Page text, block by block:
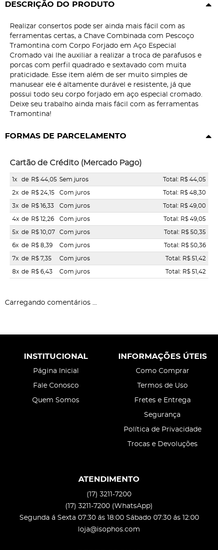
DESCRIÇÃO DO PRODUTO
Realizar consertos pode ser ainda mais fácil com as
ferramentas certas, a Chave Combinada com Pescoço
Tramontina com Corpo Forjado em Aço Especial
Cromado vai lhe auxiliar a realizar a troca de parafusos e
porcas com perfil quadrado e sextavado com muita
praticidade. Esse item além de ser muito simples de
manusear ele é altamente durável e resistente, já que
possui todo seu corpo forjado em aço especial cromado.
Deixe seu trabalho ainda mais fácil com as ferramentas
Tramontina!
FORMAS DE PARCELAMENTO
Cartão de Crédito (Mercado Pago)
1x de R$ 44,05 Sem juros Total: R$ 44,05
2x de R$ 24,15 Com juros Total: R$ 48,30
3x de R$ 16,33 Com juros Total: R$ 49,00
4x de R$ 12,26 Com juros Total: R$ 49,05
5x de R$ 10,07 Com juros Total: R$ 50,35
6x de R$ 8,39 Com juros Total: R$ 50,36
7x de R$ 7,35 Com juros Total: R$ 51,42
8x de R$ 6,43 Com juros Total: R$ 51,42
Carregando comentários ...
INSTITUCIONAL
Página Inicial
Fale Conosco
Quem Somos
INFORMAÇÕES ÚTEIS
Como Comprar
Termos de Uso
Fretes e Entrega
Segurança
Política de Privacidade
Trocas e Devoluções
ATENDIMENTO
(17) 3211-7200
(17) 3211-7200 (WhatsApp)
Segunda á Sexta 07:30 ás 18:00 Sábado 07:30 ás 12:00
loja@isophos.com